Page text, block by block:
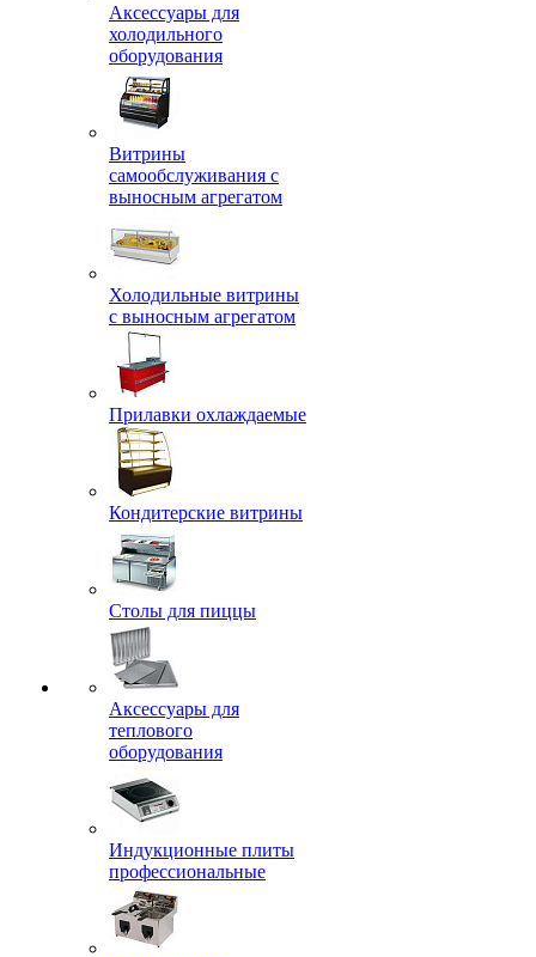
Аксессуары для
холодильного
оборудования
Витрины
самообслуживания с
выносным агрегатом
Холодильные витрины
с выносным агрегатом
Прилавки охлаждаемые
Кондитерские витрины
Столы для пиццы
Аксессуары для
теплового
оборудования
Индукционные плиты
профессиональные